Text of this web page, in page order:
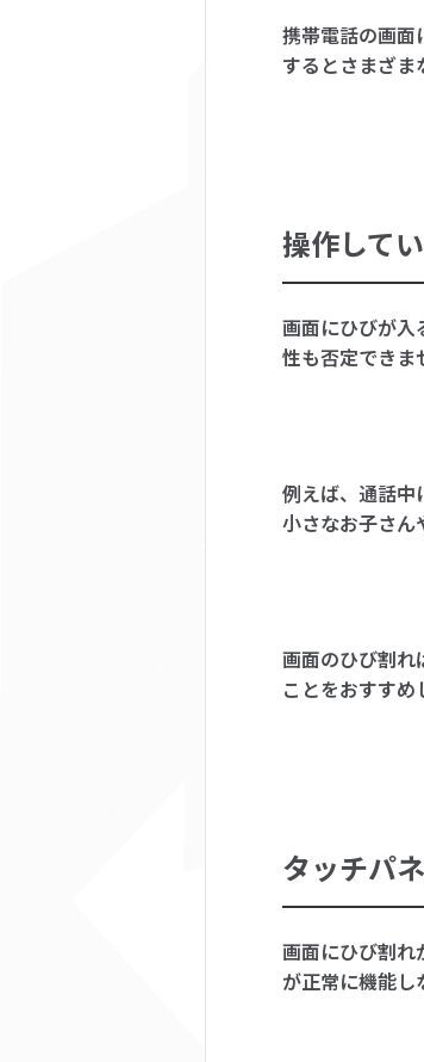
携帯電話の画面
するとさまざま
操作して
画面にひびが入
性も否定できま
例えば、通話中
小さなお子さん
画面のひび割れ
ことをおすすめ
タッチパ
画面にひび割れ
が正常に機能し